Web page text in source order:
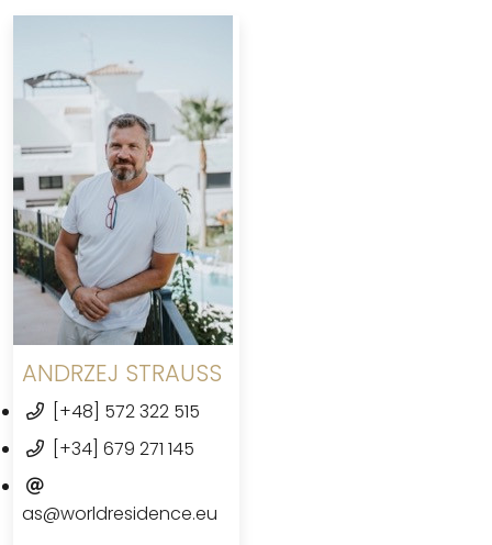
ANDRZEJ STRAUSS
[+48] 572 322 515
[+34] 679 271 145
as@worldresidence.eu